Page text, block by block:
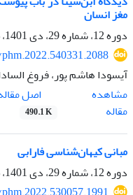
مغز انسان
دوره 12، شماره 29، دی 1401، صفحه
آیسودا هاشم پور، فروغ
مشاهده
مقاله
اصل
490.1 K
مبانی کیهان‌شناسی فارابی
دوره 12، شماره 29، دی 1401، صفحه